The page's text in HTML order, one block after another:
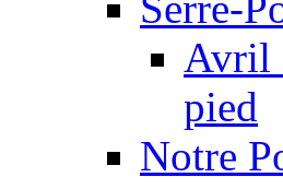
Avril
pied
Notre